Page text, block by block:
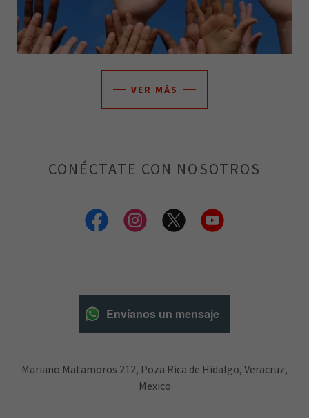
VER MÁS
CONÉCTATE CON NOSOTROS
Envíanos un mensaje
Mariano Matamoros 212, Poza Rica de Hidalgo, Veracruz,
Mexico